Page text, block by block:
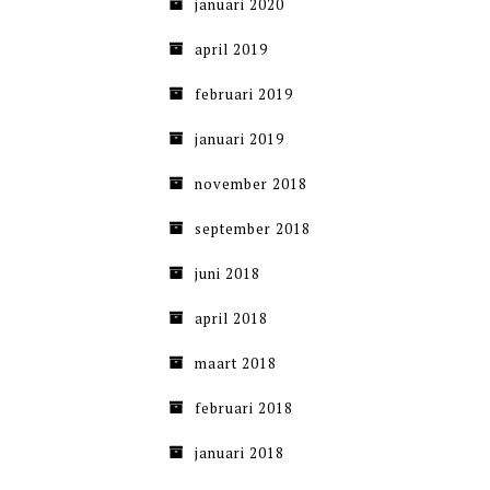
januari 2020
april 2019
februari 2019
januari 2019
november 2018
september 2018
juni 2018
april 2018
maart 2018
februari 2018
januari 2018